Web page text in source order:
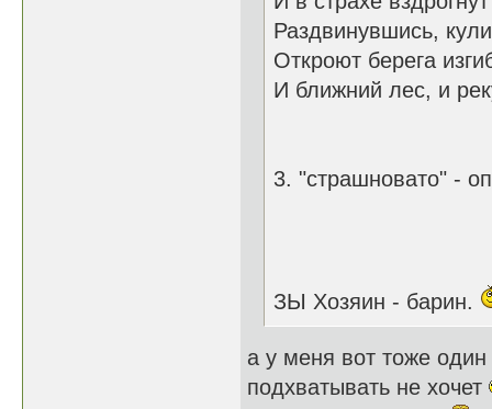
Раздвинувшись,
Откроют берега
И ближний лес, и
3. "страшновато" -
ЗЫ Хозяин - барин.
а у меня вот тоже один
подхватывать не хочет